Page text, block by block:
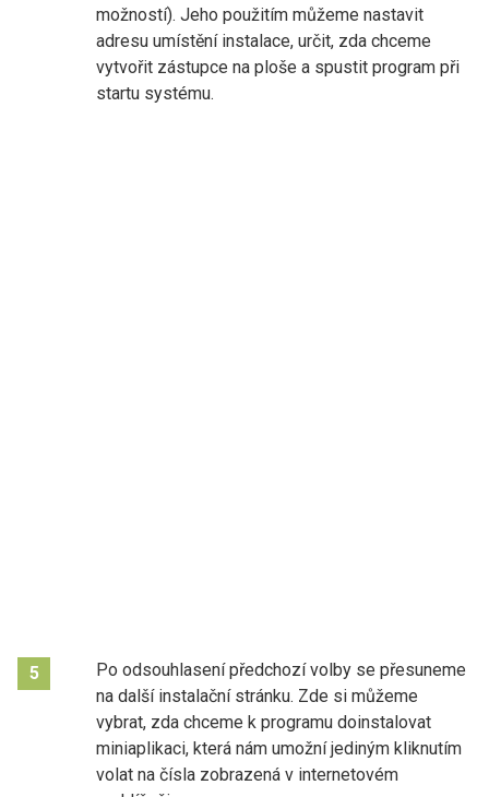
možností). Jeho použitím můžeme nastavit
adresu umístění instalace, určit, zda chceme
vytvořit zástupce na ploše a spustit program při
startu systému.
5
Po odsouhlasení předchozí volby se přesuneme
na další instalační stránku. Zde si můžeme
vybrat, zda chceme k programu doinstalovat
miniaplikaci, která nám umožní jediným kliknutím
volat na čísla zobrazená v internetovém